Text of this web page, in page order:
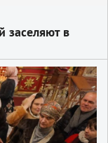
заселяют в